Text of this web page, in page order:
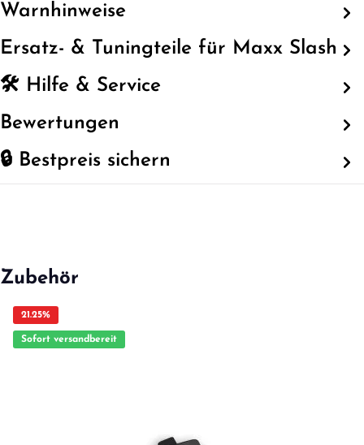
Warnhinweise
Ersatz- & Tuningteile für Maxx Slash
🛠️ Hilfe & Service
Bewertungen
🔒 Bestpreis sichern
Zubehör
21.25%
Sofort versandbereit